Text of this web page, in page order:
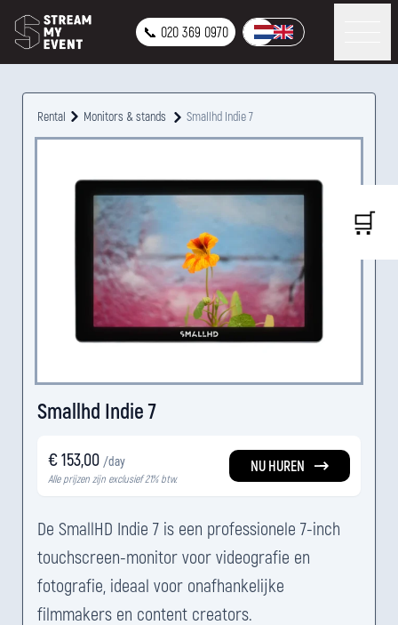
📞 020 369 0970
Rental Monitors & stands Smallhd Indie 7
Smallhd Indie 7
€ 153,00 /day
Alle prijzen zijn exclusief 21% btw.
NU HUREN
De SmallHD Indie 7 is een professionele 7-inch
touchscreen-monitor voor videografie en
fotografie, ideaal voor onafhankelijke
filmmakers en content creators.
🛒